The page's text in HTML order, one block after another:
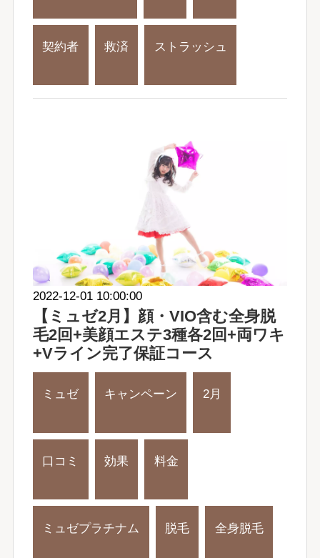
契約者 救済 ストラッシュ
2022-12-01 10:00:00
【ミュゼ2月】顔・VIO含む全身脱
毛2回+美顔エステ3種各2回+両ワキ
+Vライン完了保証コース
ミュゼ キャンペーン 2月
口コミ 効果 料金
ミュゼプラチナム 脱毛 全身脱毛